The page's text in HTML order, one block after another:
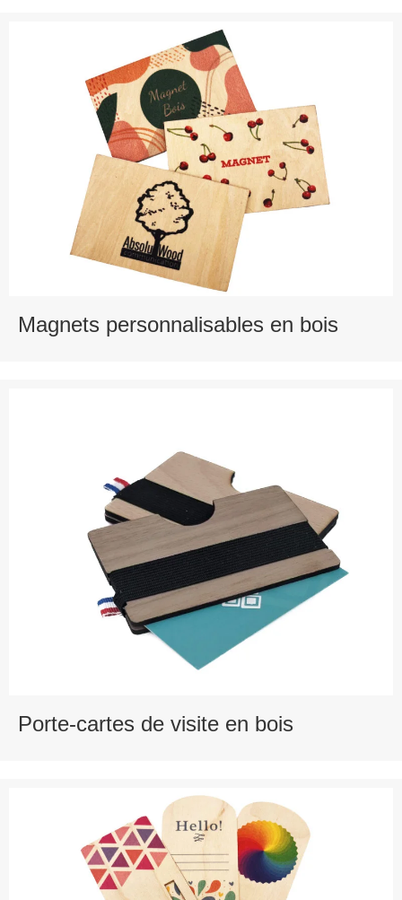
Magnets personnalisables en bois
Porte-cartes de visite en bois